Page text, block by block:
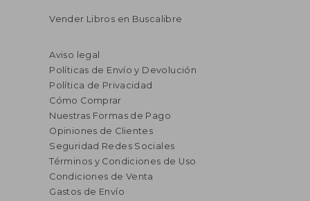
Vender Libros en Buscalibre
Aviso legal
Políticas de Envío y Devolución
Política de Privacidad
Cómo Comprar
Nuestras Formas de Pago
Opiniones de Clientes
Seguridad Redes Sociales
Términos y Condiciones de Uso
Condiciones de Venta
Gastos de Envío